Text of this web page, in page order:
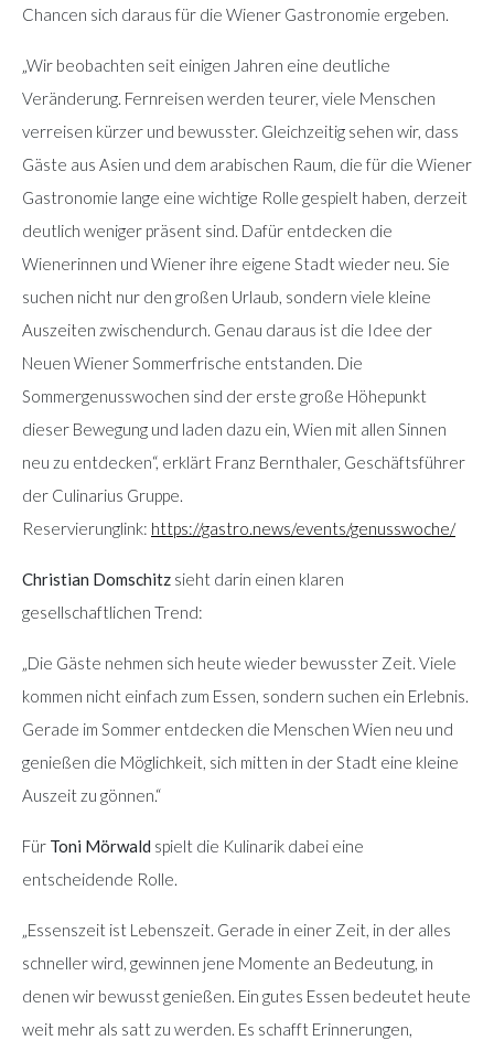
Chancen sich daraus für die Wiener Gastronomie ergeben.
„Wir beobachten seit einigen Jahren eine deutliche
Veränderung. Fernreisen werden teurer, viele Menschen
verreisen kürzer und bewusster. Gleichzeitig sehen wir, dass
Gäste aus Asien und dem arabischen Raum, die für die Wiener
Gastronomie lange eine wichtige Rolle gespielt haben, derzeit
deutlich weniger präsent sind. Dafür entdecken die
Wienerinnen und Wiener ihre eigene Stadt wieder neu. Sie
suchen nicht nur den großen Urlaub, sondern viele kleine
Auszeiten zwischendurch. Genau daraus ist die Idee der
Neuen Wiener Sommerfrische entstanden. Die
Sommergenusswochen sind der erste große Höhepunkt
dieser Bewegung und laden dazu ein, Wien mit allen Sinnen
neu zu entdecken“, erklärt Franz Bernthaler, Geschäftsführer
der Culinarius Gruppe.
Reservierunglink: https://gastro.news/events/genusswoche/
Christian Domschitz sieht darin einen klaren
gesellschaftlichen Trend:
„Die Gäste nehmen sich heute wieder bewusster Zeit. Viele
kommen nicht einfach zum Essen, sondern suchen ein Erlebnis.
Gerade im Sommer entdecken die Menschen Wien neu und
genießen die Möglichkeit, sich mitten in der Stadt eine kleine
Auszeit zu gönnen.“
Für Toni Mörwald spielt die Kulinarik dabei eine
entscheidende Rolle.
„Essenszeit ist Lebenszeit. Gerade in einer Zeit, in der alles
schneller wird, gewinnen jene Momente an Bedeutung, in
denen wir bewusst genießen. Ein gutes Essen bedeutet heute
weit mehr als satt zu werden. Es schafft Erinnerungen,